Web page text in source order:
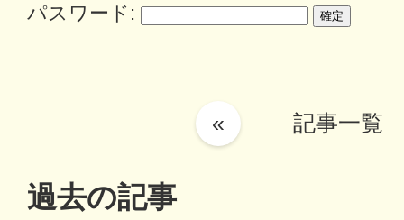
パスワード:
« 記事一覧
過去の記事